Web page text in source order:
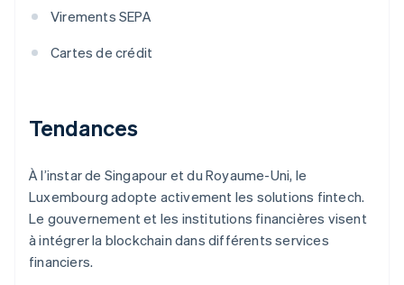
Virements SEPA
Cartes de crédit
Tendances
À l’instar de Singapour et du Royaume-Uni, le
Luxembourg adopte activement les solutions fintech.
Le gouvernement et les institutions financières visent
à intégrer la blockchain dans différents services
financiers.